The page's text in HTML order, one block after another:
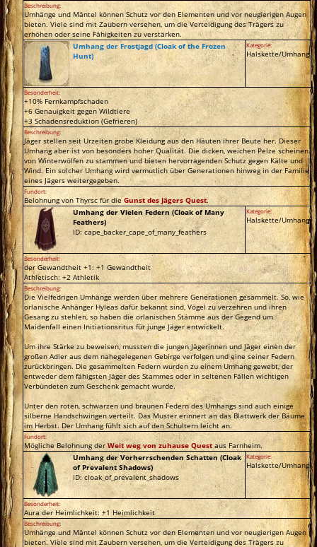
Beschreibung:
Umhänge und Mäntel können Schutz vor den Elementen und vor neugierigen Augen
bieten. Viele sind mit Zaubern versehen, um die Verteidigung des Trägers zu
erhöhen oder seine Fähigkeiten zu verstärken.
Umhang der Frostjagd (Cloak of the Frozen
Hunt)
Kategorie:
Halskette/Umhang
Besonderheit:
+10% Fernkampfschaden
+6 Genauigkeit gegen Wildtiere
+3 Schadensreduktion (Gefrieren)
Beschreibung:
Jäger stellen seit Urzeiten grobe Kleidung aus den Häuten ihrer Beute her. Dieser
Umhang aber ist von besonders hoher Qualität. Die dicken, weichen Pelze scheinen
von Winterwölfen zu stammen und bieten hervorragenden Schutz gegen Kälte und
Wind. Ein solcher Umhang wird vermutlich über Generationen hinweg in der Familie
eines Jägers weitergegeben.
Fundort:
Belohnung von Thyrsc für dieGunst des Jägers Quest.
Umhang der Vielen Federn (Cloak of Many
Feathers)
ID: cape_backer_cape_of_many_feathers
Kategorie:
Halskette/Umhang
Besonderheit:
der Gewandtheit +1: +1 Gewandtheit
Athletisch: +2 Athletik
Beschreibung:
Die Vielfedrigen Umhänge werden über mehrere Generationen gesammelt. So, wie
orlanische Anhänger Hyleas dafür bekannt sind, Vögel zu verzehren und ihren
Gesang zu stehlen, so haben die orlanischen Stämme aus der Gegend um
Maidenfall einen Initiationsritus für junge Jäger entwickelt.
Um ihre Stärke zu beweisen, mussten die jungen Jägerinnen und Jäger einen der
großen Adler aus dem nahegelegenen Gebirge verfolgen und eine seiner Federn
zurückbringen. Die gesammelten Federn wurden zu einem Umhang gewebt, der
entweder dem fähigsten Jäger des Stammes oder in seltenen Fällen wichtigen
Verbündeten zum Geschenk gemacht wurde.
Unter den roten, schwarzen und braunen Federn des Umhangs sind auch einige
silberne Handschwingen verteilt. Das Muster erinnert an das Blattwerk der Bäume
im Herbst. Der Umhang fühlt sich auf den Schultern leicht an.
Fundort:
Mögliche Belohnung derWeit weg von zuhause Quest aus Farnheim.
Umhang der Vorherrschenden Schatten (Cloak
of Prevalent Shadows)
ID: cloak_of_prevalent_shadows
Kategorie:
Halskette/Umhang
Besonderheit:
Aura der Heimlichkeit: +1 Heimlichkeit
Beschreibung:
Umhänge und Mäntel können Schutz vor den Elementen und vor neugierigen Augen
bieten. Viele sind mit Zaubern versehen, um die Verteidigung des Trägers zu